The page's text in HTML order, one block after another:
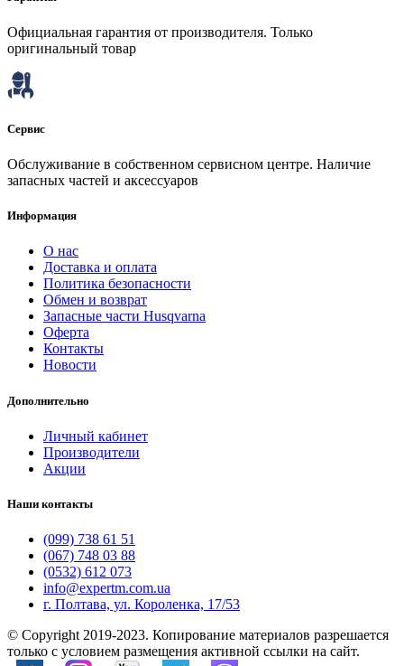
Официальная гарантия от производителя. Только
оригинальный товар
Сервис
Обслуживание в собственном сервисном центре. Наличие
запасных частей и аксессуаров
Информация
О нас
Доставка и оплата
Политика безопасности
Обмен и возврат
Запасные части Husqvarna
Оферта
Контакты
Новости
Дополнительно
Личный кабинет
Производители
Акции
Наши контакты
(099) 738 61 51
(067) 748 03 88
(0532) 612 073
info@expertm.com.ua
г. Полтава, ул. Короленка, 17/53
© Copyright 2019-2023. Копирование материалов разрешается
только с условием размещения активной ссылки на сайт.